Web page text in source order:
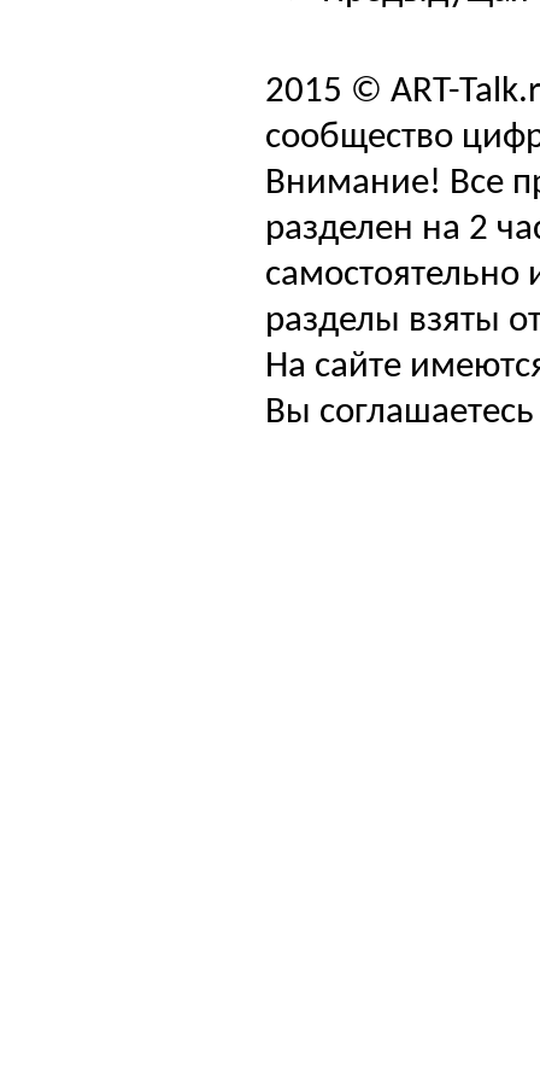
2015 © ART-
сообщество
Внимание! Все
разделен на 2
самостоятельно
разделы взяты
На сайте
Вы